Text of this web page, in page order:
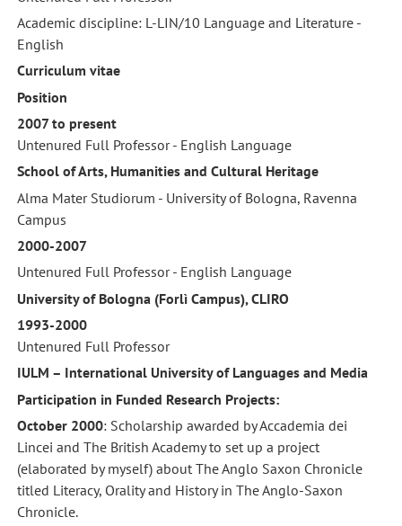
Academic discipline: L-LIN/10 Language and Literature -
English
Curriculum vitae
Position
2007 to present
Untenured Full Professor - English Language
School of Arts, Humanities and Cultural Heritage
Alma Mater Studiorum - University of Bologna, Ravenna
Campus
2000-2007
Untenured Full Professor - English Language
University of Bologna (Forlì Campus), CLIRO
1993-2000
Untenured Full Professor
IULM – International University of Languages and Media
Participation in Funded Research Projects:
October 2000: Scholarship awarded by Accademia dei
Lincei and The British Academy to set up a project
(elaborated by myself) about The Anglo Saxon Chronicle
titled Literacy, Orality and History in The Anglo-Saxon
Chronicle.